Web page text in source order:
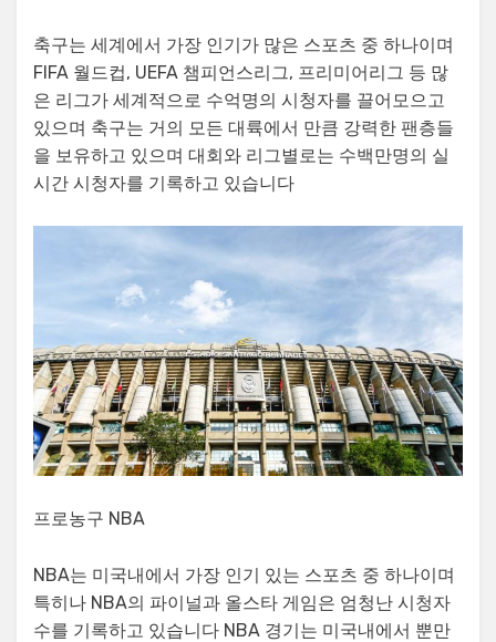
축구는 세계에서 가장 인기가 많은 스포츠 중 하나이며
FIFA 월드컵, UEFA 챔피언스리그, 프리미어리그 등 많
은 리그가 세계적으로 수억명의 시청자를 끌어모으고
있으며 축구는 거의 모든 대륙에서 만큼 강력한 팬층들
을 보유하고 있으며 대회와 리그별로는 수백만명의 실
시간 시청자를 기록하고 있습니다
프로농구 NBA
NBA는 미국내에서 가장 인기 있는 스포츠 중 하나이며
특히나 NBA의 파이널과 올스타 게임은 엄청난 시청자
수를 기록하고 있습니다 NBA 경기는 미국내에서 뿐만